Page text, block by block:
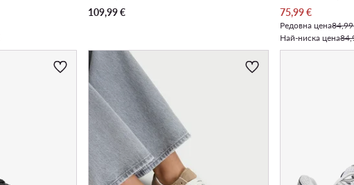
109,99€
Актуална цена
75,99€
Редовна цена
Най-ниска цена